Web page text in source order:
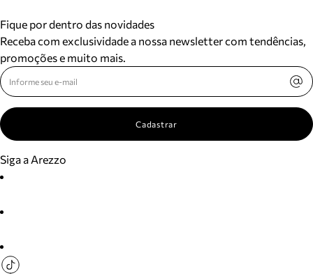
Fique por dentro das novidades
Receba com exclusividade a nossa newsletter com tendências,
promoções e muito mais.
Cadastrar
Siga a Arezzo